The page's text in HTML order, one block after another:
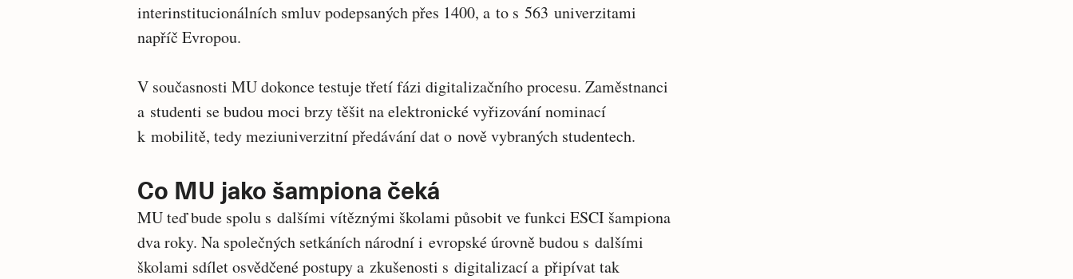
interinstitucionálních smluv podepsaných přes 1400, a to s 563 univerzitami
napříč Evropou.
V současnosti MU dokonce testuje třetí fázi digitalizačního procesu. Zaměstnanci
a studenti se budou moci brzy těšit na elektronické vyřizování nominací
k mobilitě, tedy meziuniverzitní předávání dat o nově vybraných studentech.
Co MU jako šampiona čeká
MU teď bude spolu s dalšími vítěznými školami působit ve funkci ESCI šampiona
dva roky. Na společných setkáních národní i evropské úrovně budou s dalšími
školami sdílet osvědčené postupy a zkušenosti s digitalizací a připívat tak